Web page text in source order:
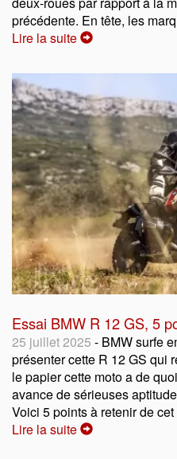
précédente. En tête, les
Lire la suite
Essai BMW R 12 GS, 5
25 juillet 2025 - BMW surfe
présenter cette R 12 GS qui
le papier cette moto a de
avance de sérieuses
Voici 5 points à retenir de
Lire la suite